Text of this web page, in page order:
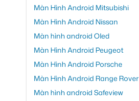
Màn Hình Android Mitsubishi
Màn Hình Android Nissan
Màn hình android Oled
Màn Hình Android Peugeot
Màn Hình Android Porsche
Màn Hình Android Range Rover
Màn hình android Safeview